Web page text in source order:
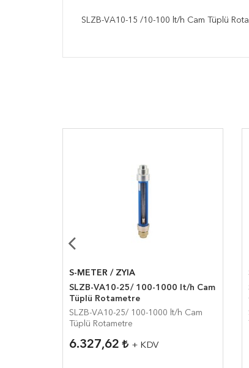
SLZB-VA10-15 /10-100 lt/h Cam Tüplü
S-METER / ZYIA
SLZB-VA10-25/ 100-1000 lt/h Cam
Tüplü Rotametre
SLZB-VA10-25/ 100-1000 lt/h Cam
Tüplü Rotametre
6.327,62 + KDV